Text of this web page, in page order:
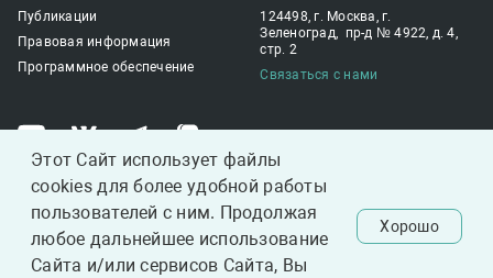
Публикации
Правовая информация
Программное обеспечение
124498, г. Москва, г.
Зеленоград, пр-д № 4922, д. 4,
стр. 2
Связаться с нами
1993-2026 ООО "Медицинские компьютерные системы".
Данный сайт носит исключительно информационный характер и информация,
определяемой положениями статьи 437 Гражданского кодекса РФ.
Этот Сайт использует файлы
cookies для более удобной работы
пользователей с ним. Продолжая
любое дальнейшее использование
Сайта и/или сервисов Сайта, Вы
Хорошо